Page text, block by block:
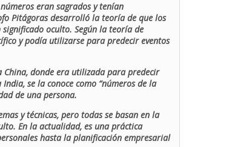
eran sagrados y tenían
Pitágoras desarrolló la teoría de que los
oculto. Según la teoría de
y podía utilizarse para predecir eventos
donde era utilizada para predecir
se la conoce como “números de la
de una persona.
y técnicas, pero todas se basan en la
En la actualidad, es una práctica
hasta la planificación empresarial